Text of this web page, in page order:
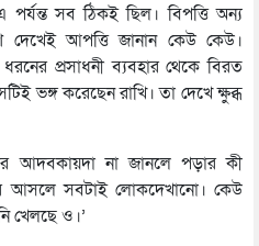
সব ঠিকই ছিল। বিপত্তি অন্য
আপত্তি জানান কেউ কেউ।
প্রসাধনী ব্যবহার থেকে বিরত
ভঙ্গ করেছেন রাখি। তা দেখে ক্ষুব্ধ
আদবকায়দা না জানলে পড়ার কী
আসলে সবটাই লোকদেখানো। কেউ
খেলছে ও।’